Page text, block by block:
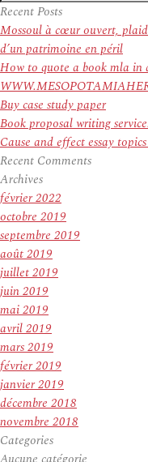
pour
:
Recent Posts
Mossoul à cœur ouvert,
d’un patrimoine en péril
How to quote a book mla in
Buy case study paper
Book proposal writing
Cause and effect essay
Recent Comments
Archives
février 2022
octobre 2019
septembre 2019
août 2019
juillet 2019
juin 2019
mai 2019
avril 2019
mars 2019
février 2019
janvier 2019
décembre 2018
novembre 2018
Categories